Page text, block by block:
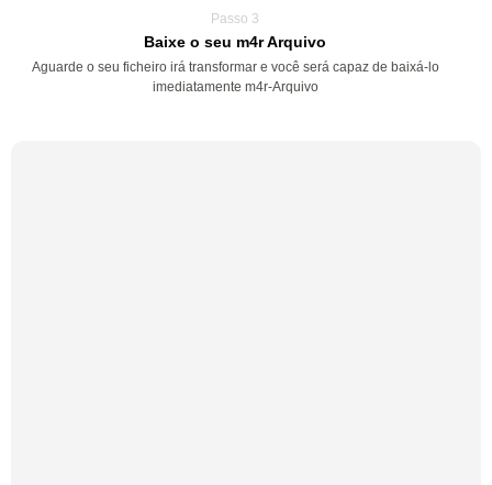
Passo 3
Baixe o seu m4r Arquivo
Aguarde o seu ficheiro irá transformar e você será capaz de baixá-lo
imediatamente m4r-Arquivo